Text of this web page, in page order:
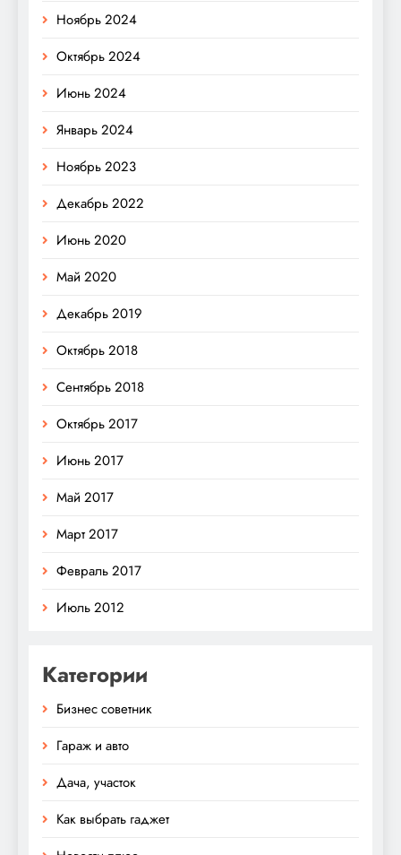
Ноябрь 2024
Октябрь 2024
Июнь 2024
Январь 2024
Ноябрь 2023
Декабрь 2022
Июнь 2020
Май 2020
Декабрь 2019
Октябрь 2018
Сентябрь 2018
Октябрь 2017
Июнь 2017
Май 2017
Март 2017
Февраль 2017
Июль 2012
Категории
Бизнес советник
Гараж и авто
Дача, участок
Как выбрать гаджет